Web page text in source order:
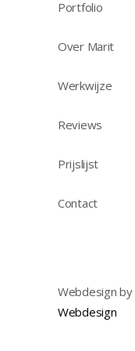
Portfolio
Over Marit
Werkwijze
Reviews
Prijslijst
Contact
Webdesign by
Webdesign